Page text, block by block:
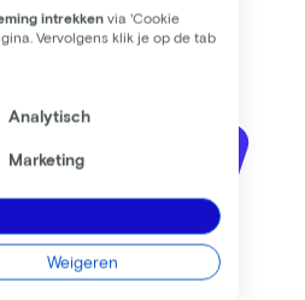
intrekken via 'Cookie
Vervolgens klik je op de tab
Analytisch
Marketing
Weigeren